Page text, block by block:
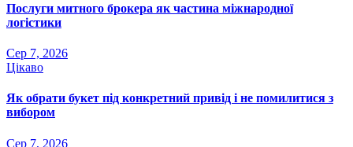
Послуги митного брокера як частина міжнародної
логістики
Сер 7, 2026
Цікаво
Як обрати букет під конкретний привід і не помилитися з
вибором
Сер 7, 2026